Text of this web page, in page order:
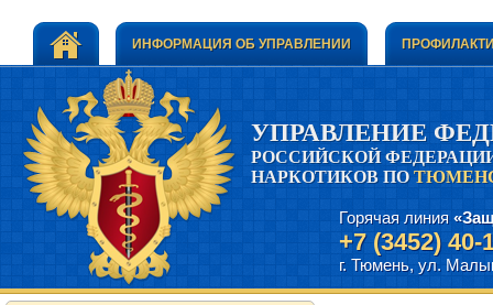
ИНФОРМАЦИЯ ОБ УПРАВЛЕНИИ
УПРАВЛЕНИЕ
РОССИЙСКОЙ
НАРКОТИКОВ ПО
Горячая линия
+7 (3452) 40-
г. Тюмень, ул.